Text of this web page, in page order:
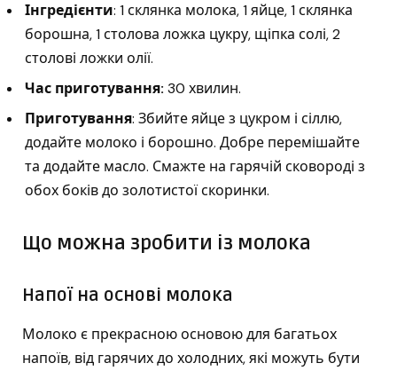
Інгредієнти: 1 склянка молока, 1 яйце, 1 склянка
борошна, 1 столова ложка цукру, щіпка солі, 2
столові ложки олії.
Час приготування: 30 хвилин.
Приготування: Збийте яйце з цукром і сіллю,
додайте молоко і борошно. Добре перемішайте
та додайте масло. Смажте на гарячій сковороді з
обох боків до золотистої скоринки.
Що можна зробити із молока
Напої на основі молока
Молоко є прекрасною основою для багатьох
напоїв, від гарячих до холодних, які можуть бути